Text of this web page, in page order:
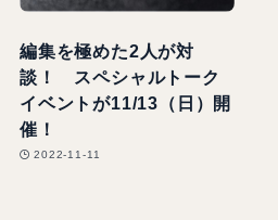
編集を極めた2人が対
談！ スペシャルトーク
イベントが11/13（日）開
催！
2022-11-11